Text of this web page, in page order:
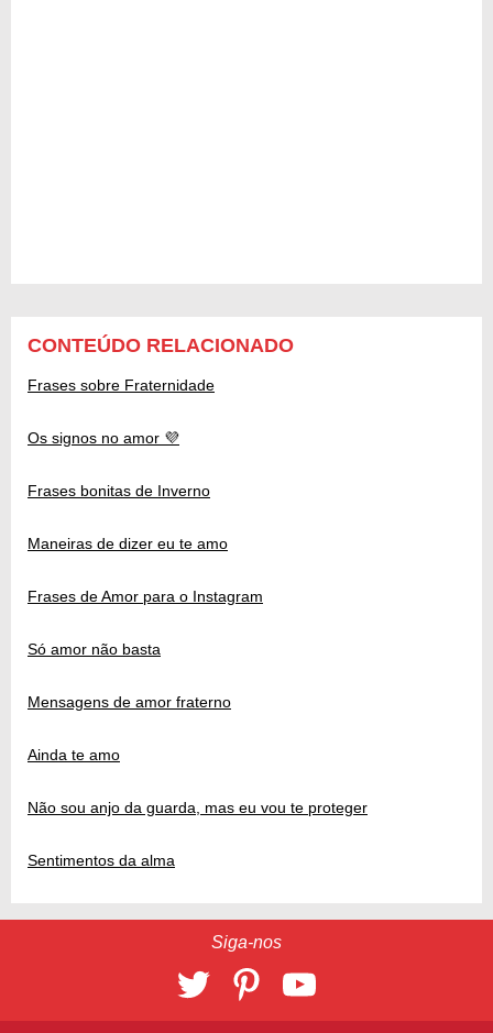
CONTEÚDO RELACIONADO
Frases sobre Fraternidade
Os signos no amor 💜
Frases bonitas de Inverno
Maneiras de dizer eu te amo
Frases de Amor para o Instagram
Só amor não basta
Mensagens de amor fraterno
Ainda te amo
Não sou anjo da guarda, mas eu vou te proteger
Sentimentos da alma
Siga-nos